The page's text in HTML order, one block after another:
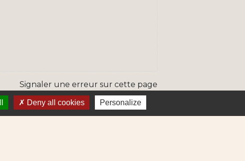
Signaler une erreur sur cette page
Deny all cookies Personalize